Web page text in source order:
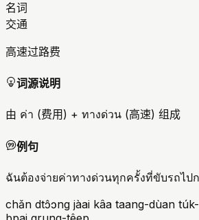
名词
交通
高速过路费
词源说明
由 ค่า (费用) + ทางด่วน (高速) 组成
例句
ฉันต้องจ่ายค่าทางด่วนทุกครั้งที่ขับรถไปก
chǎn dtɔ̂ɔng jàai kâa taang-dùan